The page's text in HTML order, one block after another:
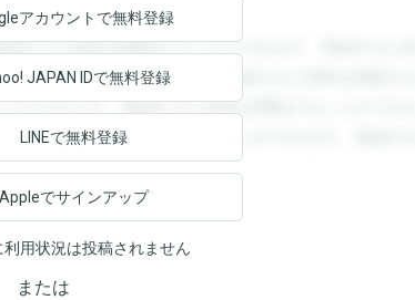
すると回答を閲覧することができます。登録すると回
閲覧することができます。登録すると回答を閲覧する
ができます。登録すると回答を閲覧することができま
登録すると回答を閲覧することができます。登録する
アカウントで無料登録
JAPAN IDで無料登録
LINEで無料登録
Appleでサインアップ
用状況は投稿されません
または